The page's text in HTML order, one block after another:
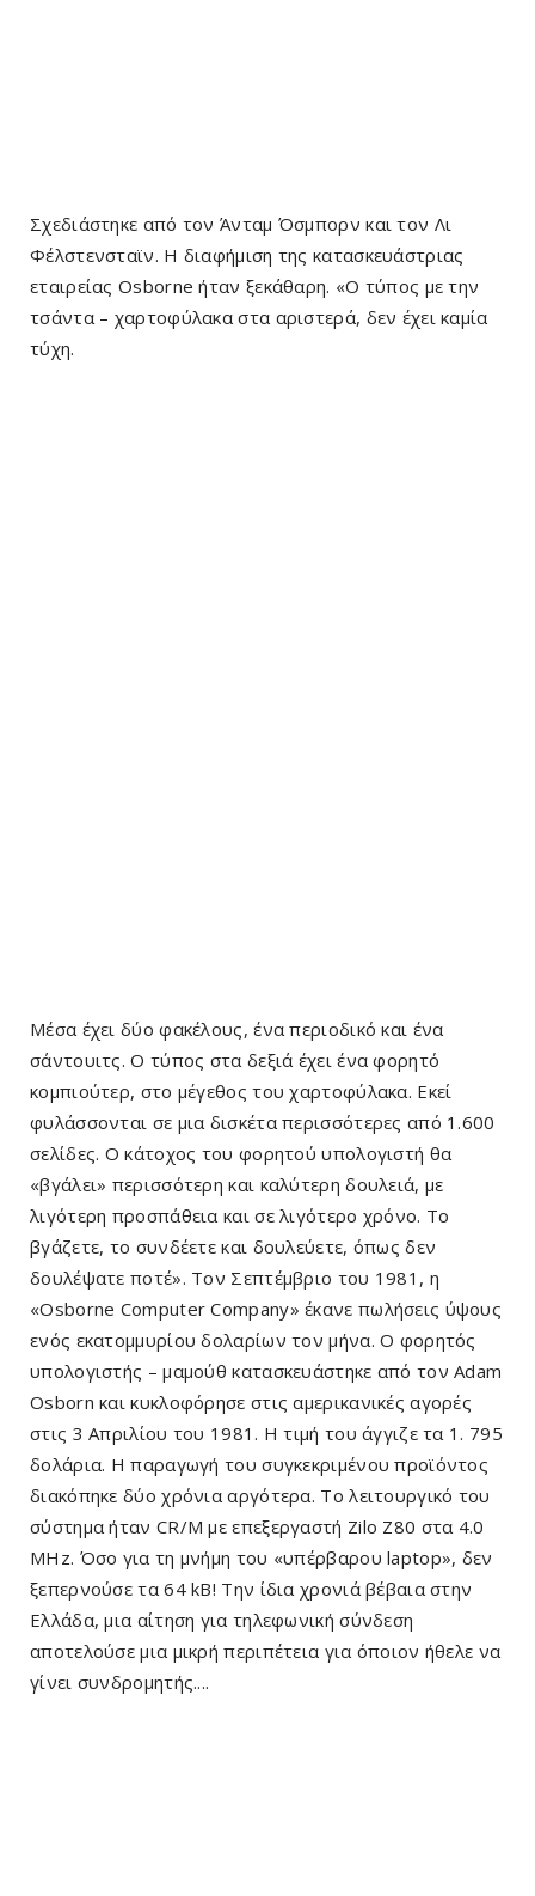
Σχεδιάστηκε από τον Άνταμ Όσμπορν και τον Λι
Φέλστενσταϊν. Η διαφήμιση της κατασκευάστριας
εταιρείας Osborne ήταν ξεκάθαρη. «Ο τύπος με την
τσάντα – χαρτοφύλακα στα αριστερά, δεν έχει καμία
τύχη.
Μέσα έχει δύο φακέλους, ένα περιοδικό και ένα
σάντουιτς. Ο τύπος στα δεξιά έχει ένα φορητό
κομπιούτερ, στο μέγεθος του χαρτοφύλακα. Εκεί
φυλάσσονται σε μια δισκέτα περισσότερες από 1.600
σελίδες. Ο κάτοχος του φορητού υπολογιστή θα
«βγάλει» περισσότερη και καλύτερη δουλειά, με
λιγότερη προσπάθεια και σε λιγότερο χρόνο. Το
βγάζετε, το συνδέετε και δουλεύετε, όπως δεν
δουλέψατε ποτέ». Τον Σεπτέμβριο του 1981, η
«Osborne Computer Company» έκανε πωλήσεις ύψους
ενός εκατομμυρίου δολαρίων τον μήνα. Ο φορητός
υπολογιστής – μαμούθ κατασκευάστηκε από τον Adam
Osborn και κυκλοφόρησε στις αμερικανικές αγορές
στις 3 Απριλίου του 1981. Η τιμή του άγγιζε τα 1. 795
δολάρια. Η παραγωγή του συγκεκριμένου προϊόντος
διακόπηκε δύο χρόνια αργότερα. Το λειτουργικό του
σύστημα ήταν CR/M με επεξεργαστή Zilo Z80 στα 4.0
MHz. Όσο για τη μνήμη του «υπέρβαρου laptop», δεν
ξεπερνούσε τα 64 kB! Την ίδια χρονιά βέβαια στην
Ελλάδα, μια αίτηση για τηλεφωνική σύνδεση
αποτελούσε μια μικρή περιπέτεια για όποιον ήθελε να
γίνει συνδρομητής....